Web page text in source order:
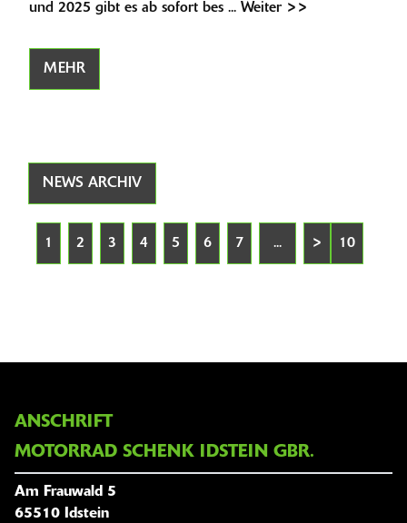
und 2025 gibt es ab sofort bes ... Weiter >>
MEHR
NEWS ARCHIV
1 2 3 4 5 6 7 ... > 10
ANSCHRIFT
MOTORRAD SCHENK IDSTEIN GBR.
Am Frauwald 5
65510 Idstein